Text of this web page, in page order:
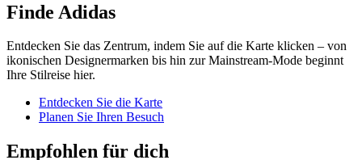
Finde Adidas
Entdecken Sie das Zentrum, indem Sie auf die Karte klicken – von
ikonischen Designermarken bis hin zur Mainstream-Mode beginnt
Ihre Stilreise hier.
Entdecken Sie die Karte
Planen Sie Ihren Besuch
Empfohlen für dich